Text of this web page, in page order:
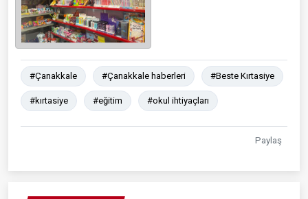
#Çanakkale #Çanakkale haberleri #Beste Kırtasiye
#kırtasiye #eğitim #okul ihtiyaçları
Paylaş